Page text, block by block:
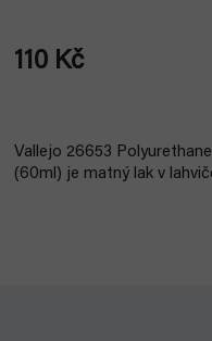
110 Kč
Vallejo 26653
(60ml) je matný lak v